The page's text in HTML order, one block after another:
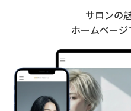
サロンの
ホームペー